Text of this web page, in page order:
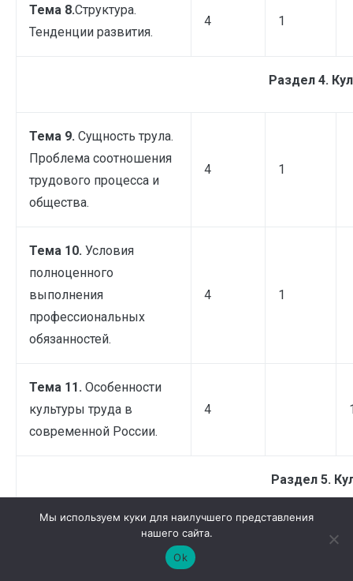
Тема 8.Структура.
Тенденции развития.
4 1
Раздел 4.
Тема 9. Сущность трула.
Проблема соотношения
трудового процесса и
общества.
4 1
Тема 10. Условия
полноценного
выполнения
профессиональных
обязанностей.
4 1
Тема 11. Особенности
культуры труда в
современной России.
4
Раздел 5.
Сущность быта 4
Мы используем куки для наилучшего представления
нашего сайта.
Ok